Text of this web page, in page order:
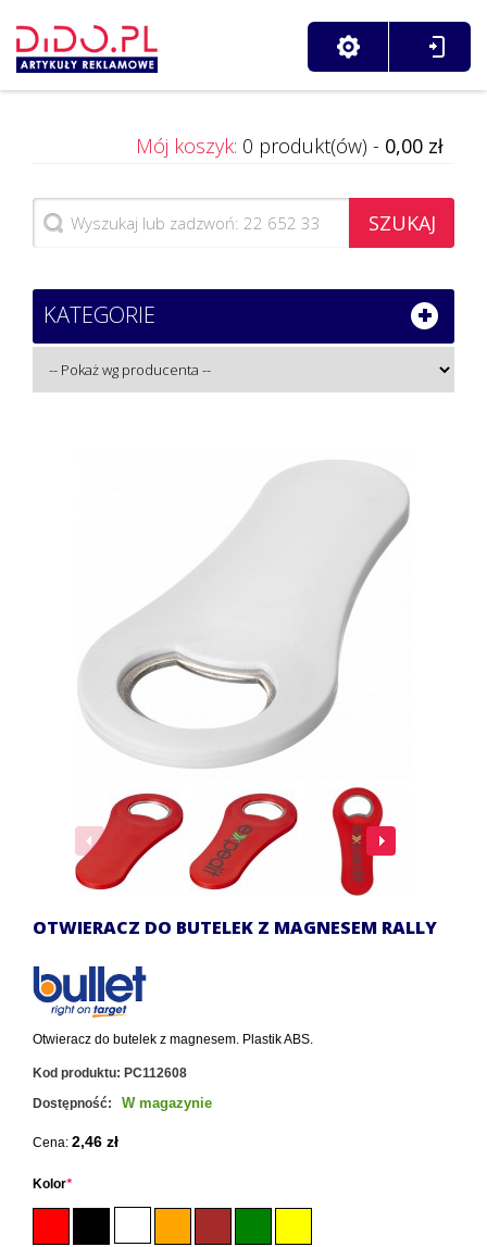
Mój koszyk: 0 produkt(ów) - 0,00 zł
SZUKAJ
KATEGORIE
OTWIERACZ DO BUTELEK Z MAGNESEM RALLY
Otwieracz do butelek z magnesem. Plastik ABS.
Kod produktu: PC112608
Dostępność:
W magazynie
Cena: 2,46 zł
*
Kolor